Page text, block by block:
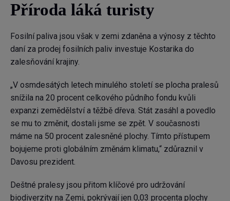
Příroda láká turisty
Fosilní paliva jsou však v zemi zdaněna a výnosy z těchto
daní za prodej fosilních paliv investuje Kostarika do
zalesňování krajiny.
„V osmdesátých letech minulého století se plocha pralesů
snížila na 20 procent celkového půdního fondu kvůli
expanzi zemědělství a těžbě dřeva. Stát zasáhl a povedlo
se mu to změnit, dostali jsme se zpět. V současnosti
máme na 50 procent zalesněné plochy. Tímto přístupem
bojujeme proti globálním změnám klimatu,“ zdůraznil v
Davosu prezident.
Deštné pralesy jsou přitom klíčové pro udržování
biodiverzity na Zemi, pokrývají jen 0,03 procenta plochy